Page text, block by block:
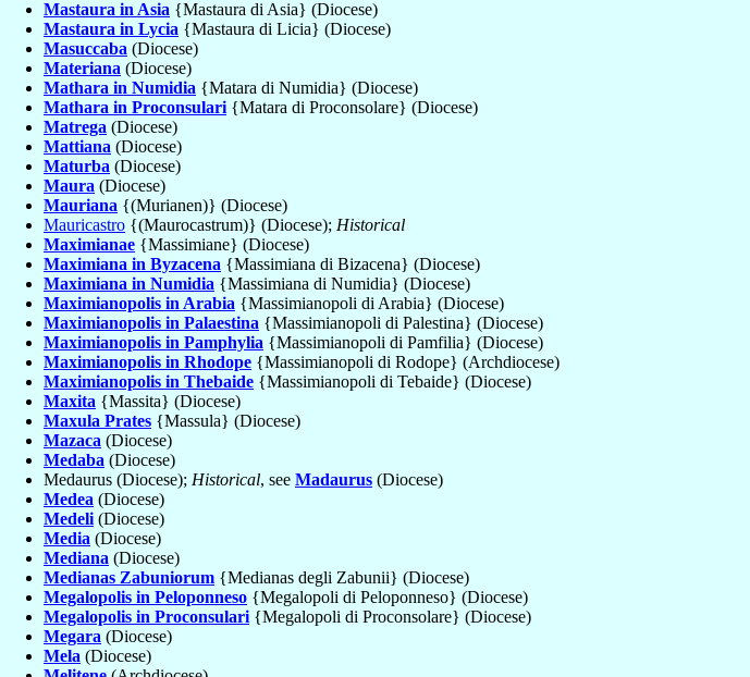
Mastaura in Asia {Mastaura di Asia} (Diocese)
Mastaura in Lycia {Mastaura di Licia} (Diocese)
Masuccaba (Diocese)
Materiana (Diocese)
Mathara in Numidia {Matara di Numidia} (Diocese)
Mathara in Proconsulari{Matara di Proconsolare} (Diocese)
Matrega (Diocese)
Mattiana (Diocese)
Maturba (Diocese)
Maura (Diocese)
Mauriana {(Murianen)} (Diocese)
Mauricastro {(Maurocastrum)} (Diocese); Historical
Maximianae {Massimiane} (Diocese)
Maximiana in Byzacena {Massimiana di Bizacena} (Diocese)
Maximiana in Numidia {Massimiana di Numidia} (Diocese)
Maximianopolis in Arabia {Massimianopoli di Arabia} (Diocese)
Maximianopolis in Palaestina {Massimianopoli di Palestina} (Diocese)
Maximianopolis in Pamphylia {Massimianopoli di Pamfilia} (Diocese)
Maximianopolis in Rhodope {Massimianopoli di Rodope} (Archdiocese)
Maximianopolis in Thebaide {Massimianopoli di Tebaide} (Diocese)
Maxita {Massita} (Diocese)
Maxula Prates {Massula} (Diocese)
Mazaca (Diocese)
Medaba (Diocese)
Medaurus (Diocese); Historical, see Madaurus (Diocese)
Medea (Diocese)
Medeli(Diocese)
Media (Diocese)
Mediana (Diocese)
Medianas Zabuniorum {Medianas degli Zabunii} (Diocese)
Megalopolis in Peloponneso {Megalopoli di Peloponneso} (Diocese)
Megalopolis in Proconsulari{Megalopoli di Proconsolare} (Diocese)
Megara (Diocese)
Mela (Diocese)